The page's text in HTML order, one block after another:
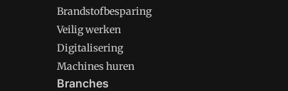
Brandstofbesparing
Veilig werken
Digitalisering
Machines huren
Branches